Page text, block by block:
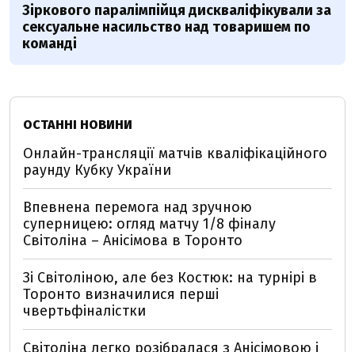
Зіркового паралімпійця дискваліфікували за
сексуальне насильство над товаришем по
команді
ОСТАННІ НОВИНИ
Онлайн-трансляції матчів кваліфікаційного
раунду Кубку України
Впевнена перемога над зручною
суперницею: огляд матчу 1/8 фіналу
Світоліна – Анісімова в Торонто
Зі Світоліною, але без Костюк: на турнірі в
Торонто визначилися перші
чвертьфіналістки
Світоліна легко розібралася з Анісімовою і